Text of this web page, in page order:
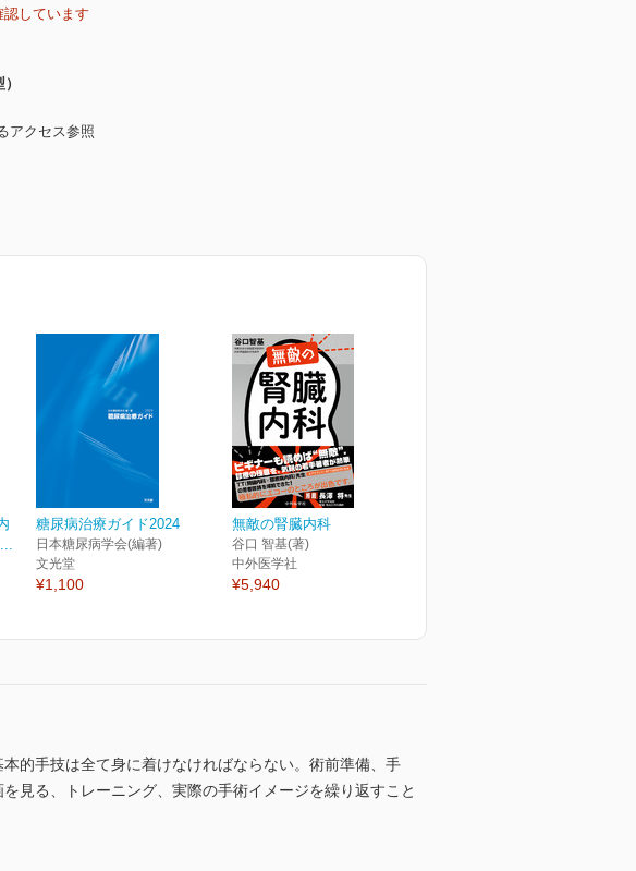
しています
アクセス参照
糖尿病治療ガイド2024
日本糖尿病学会(編著)
文光堂
¥1,100
無敵の腎臓内科
谷口 智基(著)
中外医学社
¥5,940
的手技は全て身に着けなければならない。術前準備、手
見る、トレーニング、実際の手術イメージを繰り返すこと